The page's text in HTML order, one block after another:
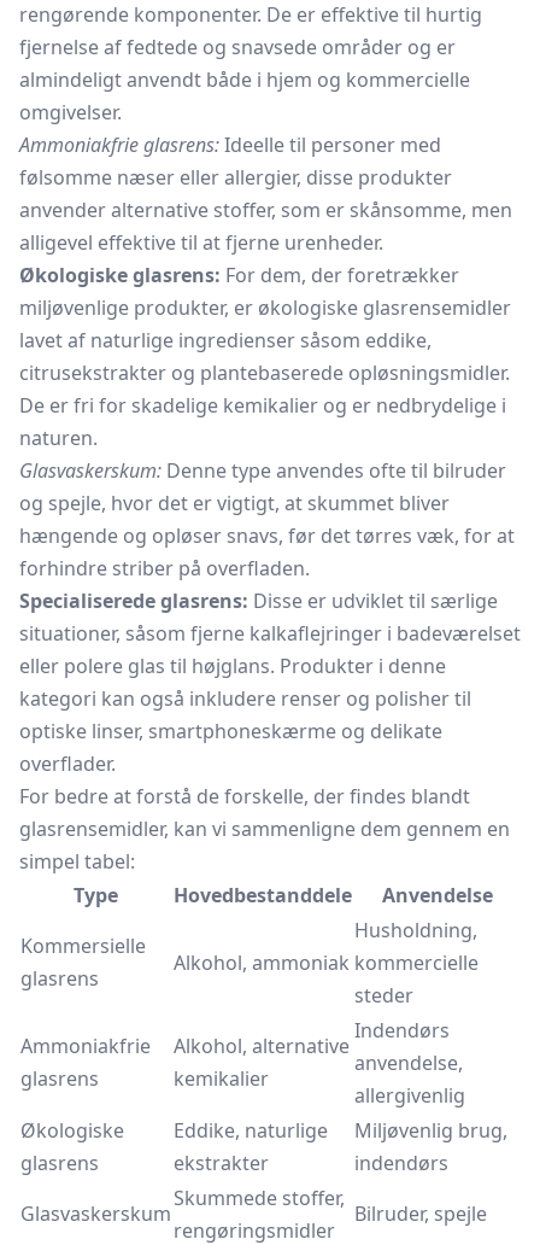
rengørende komponenter. De er effektive til hurtig
fjernelse af fedtede og snavsede områder og er
almindeligt anvendt både i hjem og kommercielle
omgivelser.
Ammoniakfrie glasrens:Ideelle til personer med
følsomme næser eller allergier, disse produkter
anvender alternative stoffer, som er skånsomme, men
alligevel effektive til at fjerne urenheder.
Økologiske glasrens: For dem, der foretrækker
miljøvenlige produkter, er økologiske glasrensemidler
lavet af naturlige ingredienser såsom eddike,
citrusekstrakter og plantebaserede opløsningsmidler.
De er fri for skadelige kemikalier og er nedbrydelige i
naturen.
Glasvaskerskum: Denne type anvendes ofte til bilruder
og spejle, hvor det er vigtigt, at skummet bliver
hængende og opløser snavs, før det tørres væk, for at
forhindre striber på overfladen.
Specialiserede glasrens: Disse er udviklet til særlige
situationer, såsom fjerne kalkaflejringer i badeværelset
eller polere glas til højglans. Produkter i denne
kategori kan også inkludere renser og polisher til
optiske linser, smartphoneskærme og delikate
overflader.
For bedre at forstå de forskelle, der findes blandt
glasrensemidler, kan vi sammenligne dem gennem en
simpel tabel:
Type
Hovedbestanddele
Anvendelse
Kommersielle
glasrens
Alkohol, ammoniak
Husholdning,
kommercielle
steder
Ammoniakfrie
glasrens
Alkohol, alternative
kemikalier
Indendørs
anvendelse,
allergivenlig
Økologiske
glasrens
Eddike, naturlige
ekstrakter
Miljøvenlig brug,
indendørs
Glasvaskerskum
Skummede stoffer,
rengøringsmidler
Bilruder, spejle